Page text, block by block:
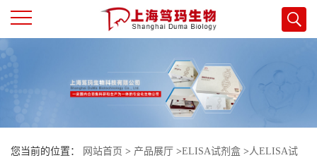
页
您当前的位置： 网站首页 > 产品展厅 >ELISA试剂盒 >人ELISA试